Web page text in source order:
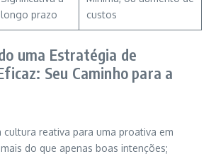
longo prazo
custos
uma Estratégia de
Seu Caminho para a
cultura reativa para uma proativa em
do que apenas boas intenções;